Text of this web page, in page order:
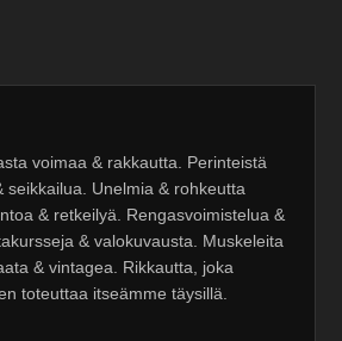
voimaa & rakkautta. Perinteistä
seikkailua. Unelmia & rohkeutta
& retkeilyä. Rengasvoimistelua &
& valokuvausta. Muskeleita
& vintagea. Rikkautta, joka
toteuttaa itseämme täysillä.